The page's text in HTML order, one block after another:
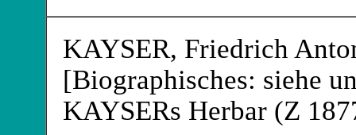
KAYSER, Friedrich
[Biographisches: siehe
KAYSERs Herbar (Z